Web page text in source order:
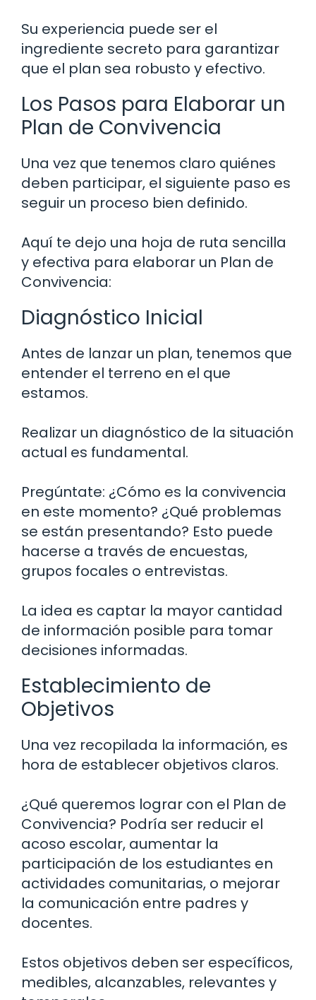
Su experiencia puede ser el
ingrediente secreto para garantizar
que el plan sea robusto y efectivo.
Los Pasos para Elaborar un
Plan de Convivencia
Una vez que tenemos claro quiénes
deben participar, el siguiente paso es
seguir un proceso bien definido.
Aquí te dejo una hoja de ruta sencilla
y efectiva para elaborar un Plan de
Convivencia:
Diagnóstico Inicial
Antes de lanzar un plan, tenemos que
entender el terreno en el que
estamos.
Realizar un diagnóstico de la situación
actual es fundamental.
Pregúntate: ¿Cómo es la convivencia
en este momento? ¿Qué problemas
se están presentando? Esto puede
hacerse a través de encuestas,
grupos focales o entrevistas.
La idea es captar la mayor cantidad
de información posible para tomar
decisiones informadas.
Establecimiento de
Objetivos
Una vez recopilada la información, es
hora de establecer objetivos claros.
¿Qué queremos lograr con el Plan de
Convivencia? Podría ser reducir el
acoso escolar, aumentar la
participación de los estudiantes en
actividades comunitarias, o mejorar
la comunicación entre padres y
docentes.
Estos objetivos deben ser específicos,
medibles, alcanzables, relevantes y